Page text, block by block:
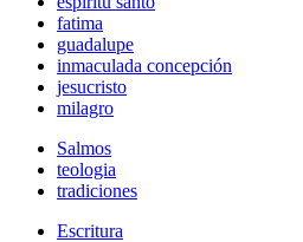
fatima
guadalupe
inmaculada concepción
jesucristo
milagro
Salmos
teologia
tradiciones
Escritura